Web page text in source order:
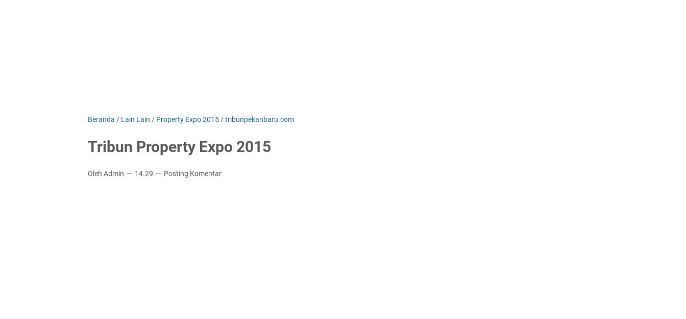
Beranda / Lain Lain / Property Expo 2015 /tribunpekanbaru.com
Tribun Property Expo 2015
Oleh Admin 14.29 Posting Komentar